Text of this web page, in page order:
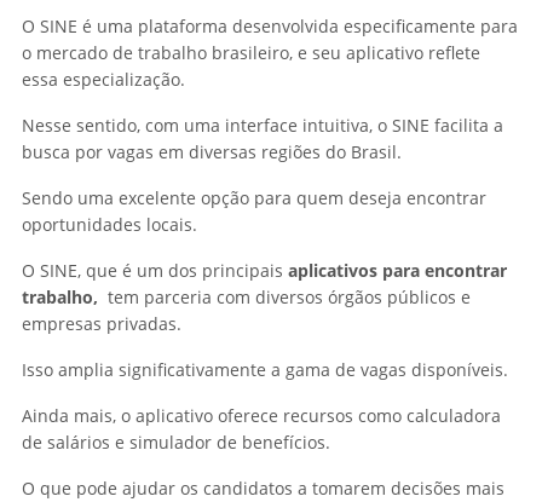
O SINE é uma plataforma desenvolvida especificamente para
o mercado de trabalho brasileiro, e seu aplicativo reflete
essa especialização.
Nesse sentido, com uma interface intuitiva, o SINE facilita a
busca por vagas em diversas regiões do Brasil.
Sendo uma excelente opção para quem deseja encontrar
oportunidades locais.
O SINE, que é um dos principais aplicativos para encontrar
trabalho, tem parceria com diversos órgãos públicos e
empresas privadas.
Isso amplia significativamente a gama de vagas disponíveis.
Ainda mais, o aplicativo oferece recursos como calculadora
de salários e simulador de benefícios.
O que pode ajudar os candidatos a tomarem decisões mais